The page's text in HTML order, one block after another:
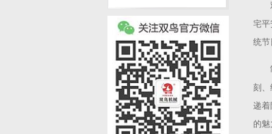
宅平
统节
刻、
递着
的魅